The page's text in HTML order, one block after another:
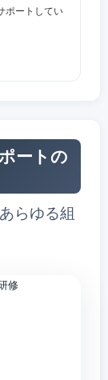
』 同文舘出
なる30のコ
リエイティ
清文社 ／
イーシー
ほリサーチ&
ンサルティン
ンサルティ
合研究所、
済研究所、
生産性本
ポートしてい
ター 認定
ダー／管理
テーション
／業務とチ
Word／
支援（キャ
ダー要請）
ートの
らゆる組